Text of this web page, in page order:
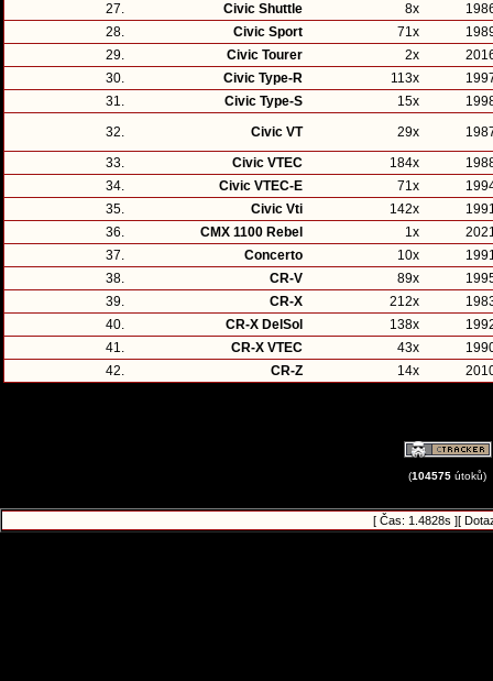
27.
Civic Shuttle 8x
28.
Civic Sport 71x
29.
Civic Tourer 2x
30.
Civic Type-R 113x
31.
Civic Type-S 15x
32.
Civic VT 29x
33.
Civic VTEC 184x
34.
Civic VTEC-E 71x
35.
Civic Vti 142x
36.
CMX 1100 Rebel 1x
37.
Concerto 10x
38.
CR-V 89x
39.
CR-X 212x
40.
CR-X DelSol 138x
41.
CR-X VTEC 43x
42.
CR-Z 14x
(104575 útoků)
[ Čas: 1.4828s ][